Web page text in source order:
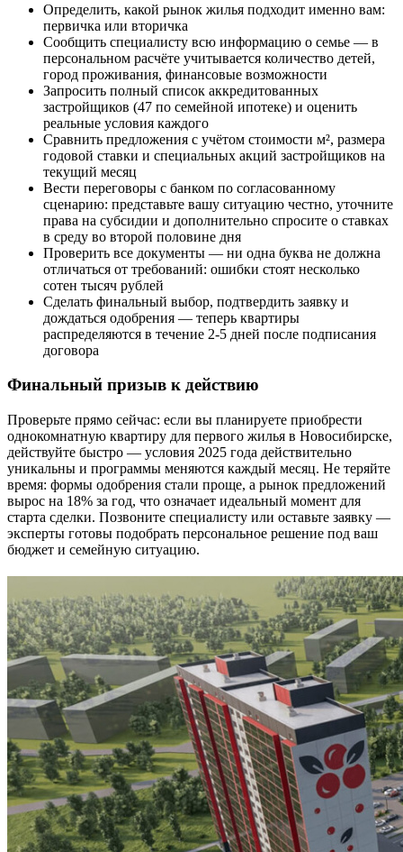
Определить, какой рынок жилья подходит именно вам:
первичка или вторичка
Сообщить специалисту всю информацию о семье — в
персональном расчёте учитывается количество детей,
город проживания, финансовые возможности
Запросить полный список аккредитованных
застройщиков (47 по семейной ипотеке) и оценить
реальные условия каждого
Сравнить предложения с учётом стоимости м², размера
годовой ставки и специальных акций застройщиков на
текущий месяц
Вести переговоры с банком по согласованному
сценарию: представьте вашу ситуацию честно, уточните
права на субсидии и дополнительно спросите о ставках
в среду во второй половине дня
Проверить все документы — ни одна буква не должна
отличаться от требований: ошибки стоят несколько
сотен тысяч рублей
Сделать финальный выбор, подтвердить заявку и
дождаться одобрения — теперь квартиры
распределяются в течение 2-5 дней после подписания
договора
Финальный призыв к действию
Проверьте прямо сейчас: если вы планируете приобрести
однокомнатную квартиру для первого жилья в Новосибирске,
действуйте быстро — условия 2025 года действительно
уникальны и программы меняются каждый месяц. Не теряйте
время: формы одобрения стали проще, а рынок предложений
вырос на 18% за год, что означает идеальный момент для
старта сделки. Позвоните специалисту или оставьте заявку —
эксперты готовы подобрать персональное решение под ваш
бюджет и семейную ситуацию.